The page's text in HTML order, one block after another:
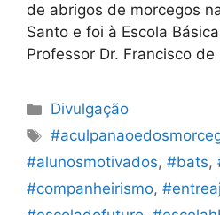
de abrigos de morcegos
Santo e foi à Escola
Professor Dr. Francisco de
Categorias
Divulgação
Etiquetas
#alunosmotivados, #bats,
#companheirismo,